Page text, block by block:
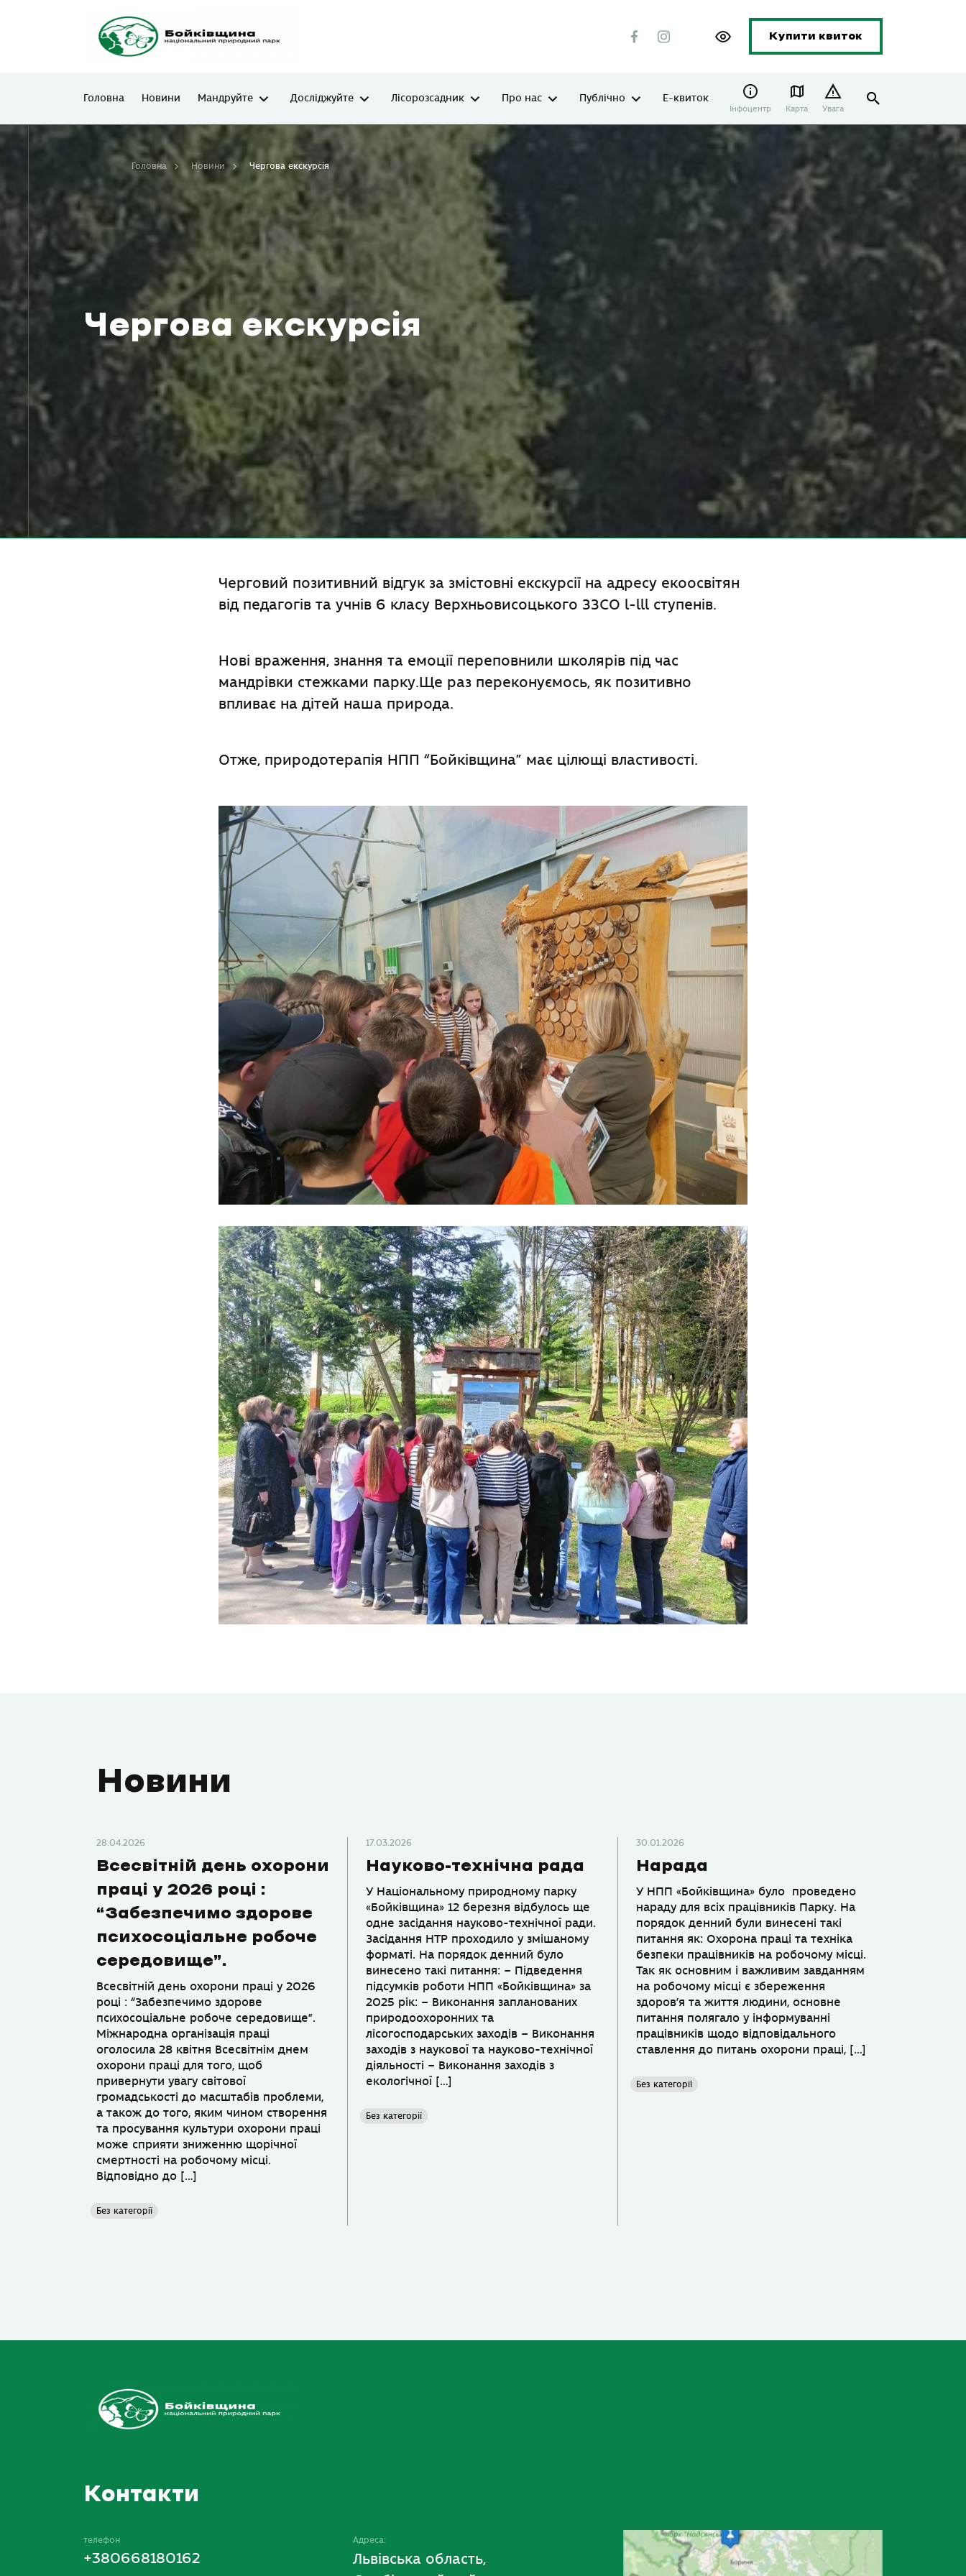
Купити квиток
Головна Новини Мандруйте Досліджуйте Лісорозсадник Про нас Публічно Е-квиток
Інфоцентр Карта Увага
Чергова екскурсія
Головна Новини Чергова екскурсія
Черговий позитивний відгук за змістовні екскурсії на адресу екоосвітян
від педагогів та учнів 6 класу Верхньовисоцького ЗЗСО l-lll ступенів.
Нові враження, знання та емоції переповнили школярів під час
мандрівки стежками парку.Ще раз переконуємось, як позитивно
впливає на дітей наша природа.
Отже, природотерапія НПП “Бойківщина” має цілющі властивості.
Новини
28.04.2026
Всесвітній день охорони
праці у 2026 році :
“Забезпечимо здорове
психосоціальне робоче
середовище”.
Всесвітній день охорони праці у 2026
році : “Забезпечимо здорове
психосоціальне робоче середовище”.
Міжнародна організація праці
оголосила 28 квітня Всесвітнім днем
охорони праці для того, щоб
привернути увагу світової
громадськості до масштабів проблеми,
а також до того, яким чином створення
та просування культури охорони праці
може сприяти зниженню щорічної
смертності на робочому місці.
Відповідно до […]
Без категорії
17.03.2026
Науково-технічна рада
У Національному природному парку
«Бойківщина» 12 березня відбулось ще
одне засідання науково-технічної ради.
Засідання НТР проходило у змішаному
форматі. На порядок денний було
винесено такі питання: – Підведення
підсумків роботи НПП «Бойківщина» за
2025 рік: – Виконання запланованих
природоохоронних та
лісогосподарських заходів – Виконання
заходів з наукової та науково-технічної
діяльності – Виконання заходів з
екологічної […]
Без категорії
30.01.2026
Нарада
У НПП «Бойківщина» було проведено
нараду для всіх працівників Парку. На
порядок денний були винесені такі
питання як: Охорона праці та техніка
безпеки працівників на робочому місці.
Так як основним і важливим завданням
на робочому місці є збереження
здоров’я та життя людини, основне
питання полягало у інформуванні
працівників щодо відповідального
ставлення до питань охорони праці, […]
Без категорії
Контакти
телефон
+380668180162
Адреса:
Львівська область,